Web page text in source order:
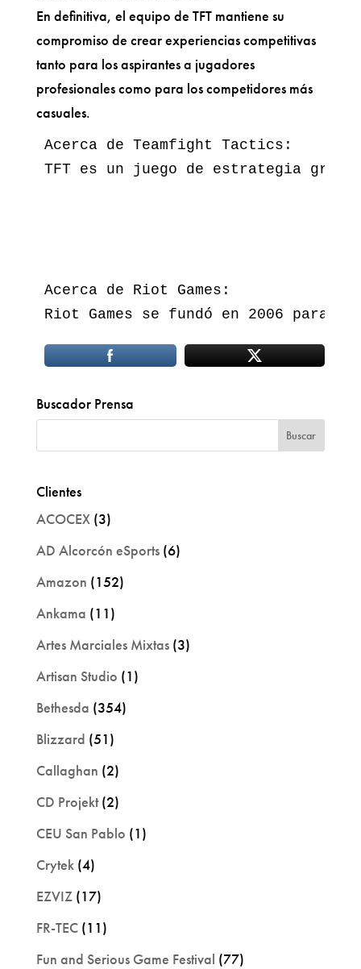
En definitiva, el equipo de TFT mantiene su
compromiso de crear experiencias competitivas
tanto para los aspirantes a jugadores
profesionales como para los competidores más
casuales.
Acerca de Teamfight Tactics:
TFT es un juego de estrategia
Acerca de Riot Games:
Riot Games se fundó en 2006 para
Buscador Prensa
Clientes
ACOCEX(3)
AD Alcorcón eSports(6)
Amazon (152)
Ankama (11)
Artes Marciales Mixtas(3)
Artisan Studio (1)
Bethesda (354)
Blizzard (51)
Callaghan (2)
CD Projekt(2)
CEU San Pablo (1)
Crytek(4)
EZVIZ(17)
FR-TEC(11)
Fun and Serious Game Festival (77)